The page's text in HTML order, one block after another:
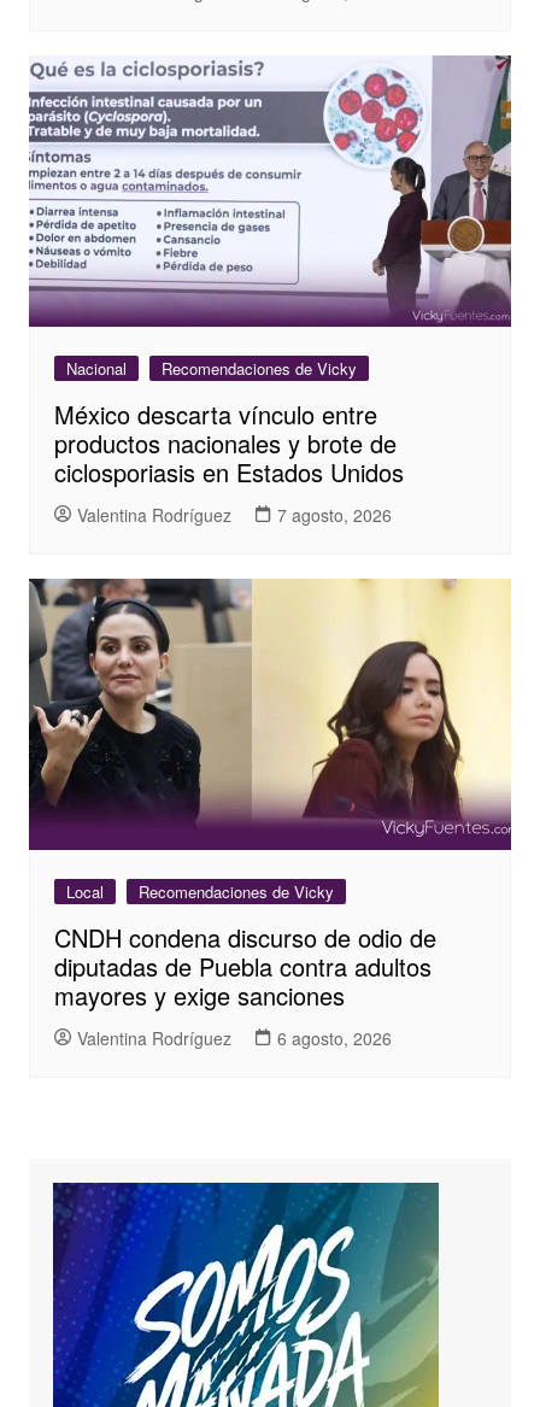
Nacional Recomendaciones de Vicky
México descarta vínculo entre
productos nacionales y brote de
ciclosporiasis en Estados Unidos
Valentina Rodríguez 7 agosto, 2026
Local Recomendaciones de Vicky
CNDH condena discurso de odio de
diputadas de Puebla contra adultos
mayores y exige sanciones
Valentina Rodríguez 6 agosto, 2026